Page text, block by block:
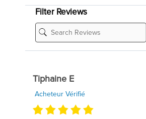
Filter Reviews
Tiphaine E
Acheteur Vérifié